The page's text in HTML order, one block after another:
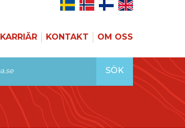
KARRIÄR KONTAKT OM OSS
SÖK